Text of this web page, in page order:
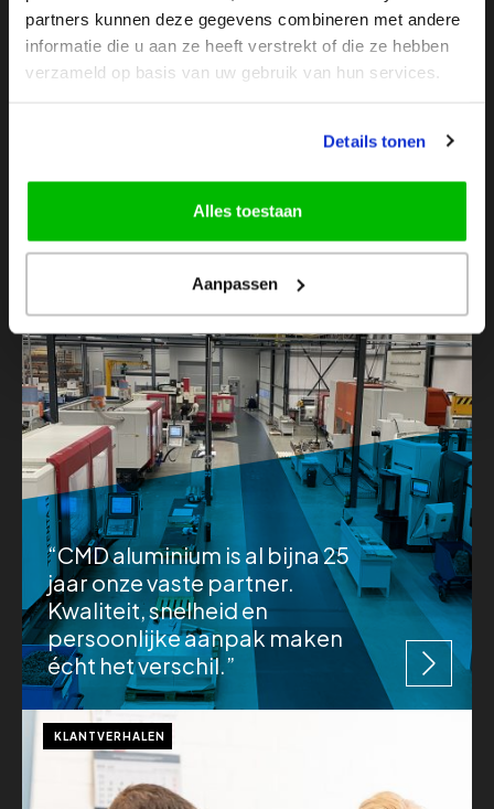
partners kunnen deze gegevens combineren met andere
informatie die u aan ze heeft verstrekt of die ze hebben
verzameld op basis van uw gebruik van hun services.
Details tonen
Alles toestaan
Aanpassen
“CMD aluminium is al bijna 25
jaar onze vaste partner.
Kwaliteit, snelheid en
persoonlijke aanpak maken
écht het verschil.”
KLANTVERHALEN